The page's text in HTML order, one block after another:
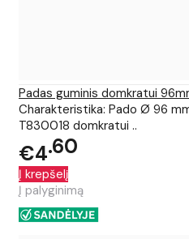
Padas guminis domkratui
Charakteristika: Pado Ø 96
T830018 domkratui ..
€4 60
Į krepšelį
Į palyginimą